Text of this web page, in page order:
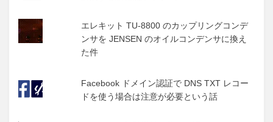
エレキット TU-8800 のカップリングコンデ
ンサを JENSEN のオイルコンデンサに換え
た件
Facebook ドメイン認証で DNS TXT レコー
ドを使う場合は注意が必要という話